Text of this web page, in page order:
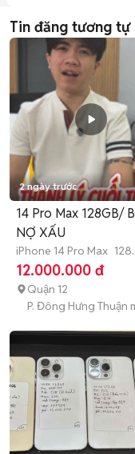
Tin đăng tương tự
2 ngày trước
14 Pro Max 128GB/
NỢ XẤU
iPhone 14 Pro Max 128
GB Hết bảo hành
12.000.000 đ
Quận 12
P. Đông Hưng Thuận